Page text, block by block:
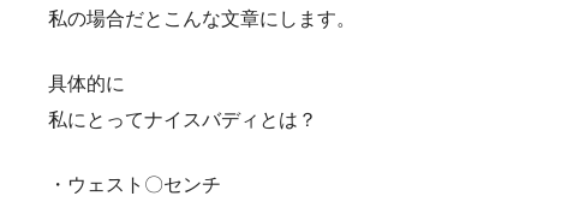
私の場合だとこんな文章にします。
具体的に
私にとってナイスバディとは？
・ウェスト〇センチ